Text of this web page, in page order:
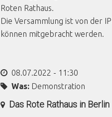
Roten Rathaus.
Die Versammlung ist von der
können mitgebracht werden.
08.07.2022 - 11:30
Was: Demonstration
Das Rote Rathaus in Berlin